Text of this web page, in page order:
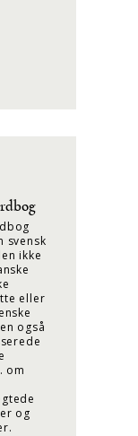
svensk
ikke
eller
også
om
og